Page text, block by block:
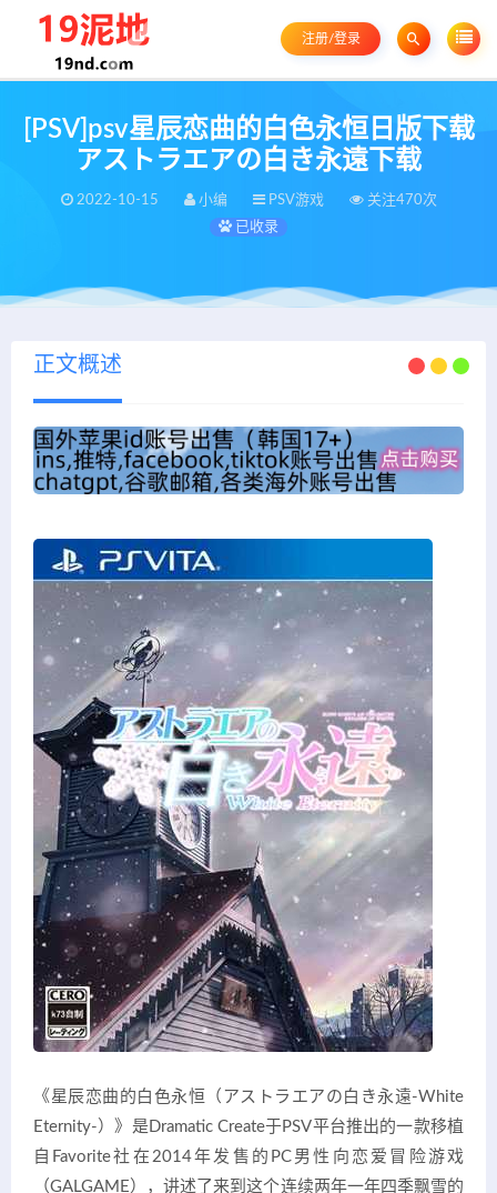
注册/登录
[PSV]psv星辰恋曲的白色永恒日版下载
アストラエアの白き永遠下载
2022-10-15 小编 PSV游戏
关注470次
已收录
正文概述
《星辰恋曲的白色永恒（アストラエアの白き永遠-White
Eternity-）》是Dramatic Create于PSV平台推出的一款移植
自Favorite社在2014年发售的PC男性向恋爱冒险游戏
（GALGAME），讲述了来到这个连续两年一年四季飘雪的